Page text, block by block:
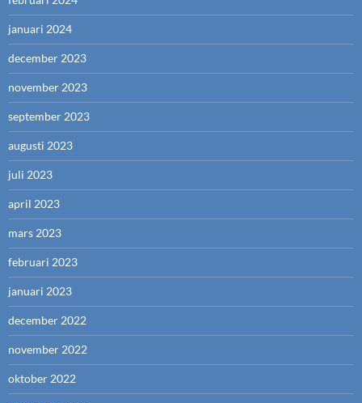
januari 2024
december 2023
november 2023
september 2023
augusti 2023
juli 2023
april 2023
mars 2023
februari 2023
januari 2023
december 2022
november 2022
oktober 2022